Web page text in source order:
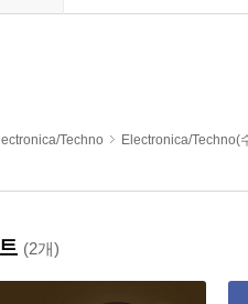
Techno Electronica/Techno(
(2개)